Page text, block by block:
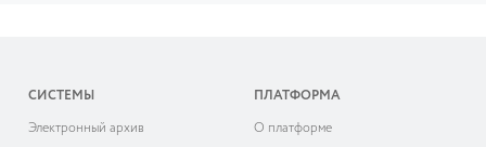
СИСТЕМЫ
Электронный архив
ПЛАТФОРМА
О платформе